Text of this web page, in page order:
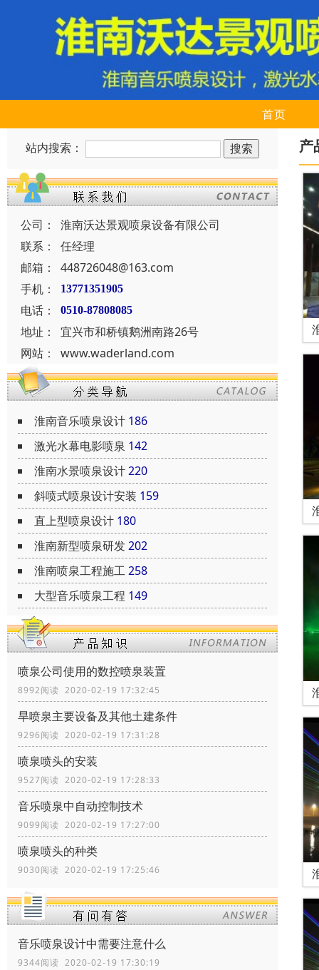
首页
站内搜索：
公司：
淮南沃达景观喷泉设备有限公司
联系：
任经理
邮箱：
448726048@163.com
手机：
13771351905
电话： 0510-87808085
地址：
宜兴市和桥镇鹅洲南路26号
网站：
www.waderland.com
淮南音乐喷泉设计 186
激光水幕电影喷泉 142
淮南水景喷泉设计220
斜喷式喷泉设计安装 159
直上型喷泉设计 180
淮南新型喷泉研发202
淮南喷泉工程施工258
大型音乐喷泉工程 149
喷泉公司使用的数控喷泉装置
8992阅读 2020-02-19 17:32:45
旱喷泉主要设备及其他土建条件
9296阅读 2020-02-19 17:31:28
喷泉喷头的安装
9527阅读 2020-02-19 17:28:33
音乐喷泉中自动控制技术
9099阅读 2020-02-19 17:27:00
喷泉喷头的种类
9030阅读 2020-02-19 17:25:46
音乐喷泉设计中需要注意什么
9344阅读 2020-02-19 17:30:19
产